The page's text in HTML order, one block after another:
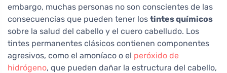
embargo, muchas personas no son conscientes de las
consecuencias que pueden tener los tintes químicos
sobre la salud del cabello y el cuero cabelludo. Los
tintes permanentes clásicos contienen componentes
agresivos, como el amoníaco o el peróxido de
hidrógeno, que pueden dañar la estructura del cabello,